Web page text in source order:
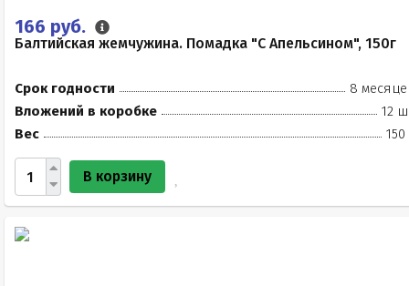
166 руб.
Балтийская жемчужина. Помадка "С Апельсином", 150г
Срок годности
8
Вложений в коробке
12
Вес
150
В корзину